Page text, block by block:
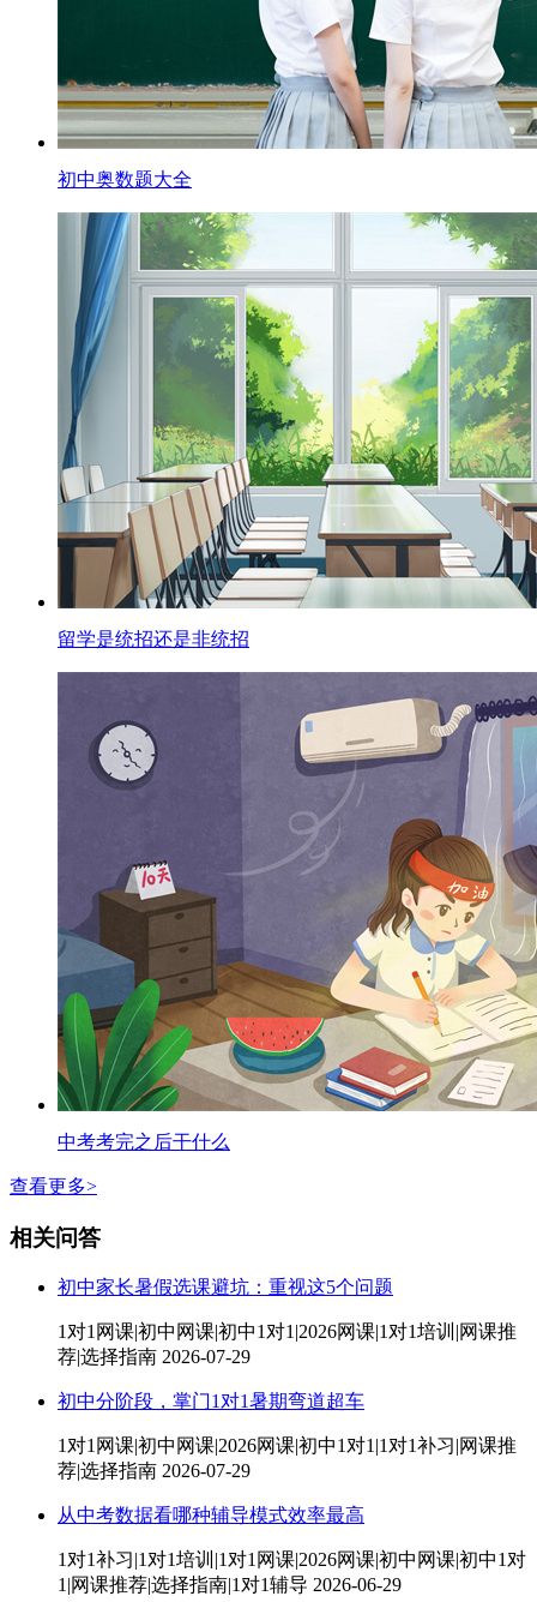
初中奥数题大全
留学是统招还是非统招
中考考完之后干什么
查看更多>
相关问答
初中家长暑假选课避坑：重视这5个问题
1对1网课|初中网课|初中1对1|2026网课|1对1培训|网课推
荐|选择指南 2026-07-29
初中分阶段，掌门1对1暑期弯道超车
1对1网课|初中网课|2026网课|初中1对1|1对1补习|网课推
荐|选择指南 2026-07-29
从中考数据看哪种辅导模式效率最高
1对1补习|1对1培训|1对1网课|2026网课|初中网课|初中1对
1|网课推荐|选择指南|1对1辅导 2026-06-29